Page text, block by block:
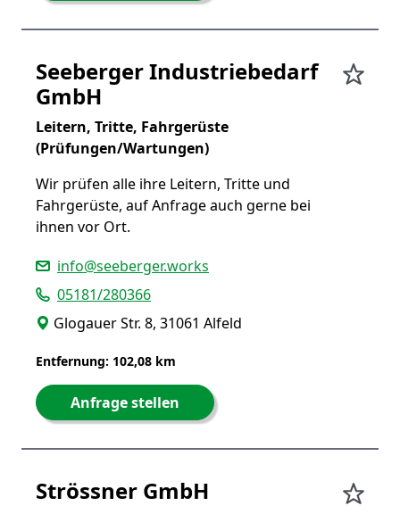
Seeberger Industriebedarf
GmbH
Leitern, Tritte, Fahrgerüste
(Prüfungen/Wartungen)
Wir prüfen alle ihre Leitern, Tritte und
Fahrgerüste, auf Anfrage auch gerne bei
ihnen vor Ort.
info@seeberger.works
05181/280366
Glogauer Str. 8, 31061 Alfeld
Entfernung: 102,08 km
Anfrage stellen
Strössner GmbH